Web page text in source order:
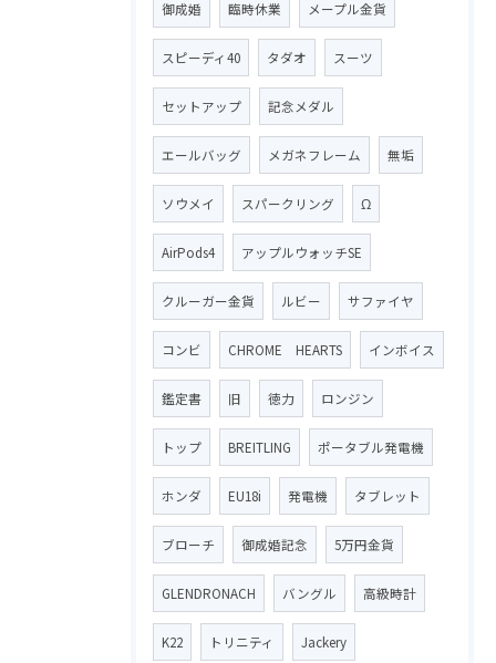
御成婚 臨時休業 メープル金貨
スピーディ40 タダオ スーツ
セットアップ 記念メダル
エールバッグ メガネフレーム 無垢
ソウメイ スパークリング Ω
AirPods4 アップルウォッチSE
クルーガー金貨 ルビー サファイヤ
コンビ CHROME HEARTS インボイス
鑑定書 旧 徳力 ロンジン
トップ BREITLING ポータブル発電機
ホンダ EU18i 発電機 タブレット
ブローチ 御成婚記念 5万円金貨
GLENDRONACH バングル 高級時計
K22 トリニティ Jackery